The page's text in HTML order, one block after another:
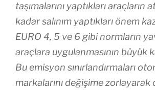
taşımalarını yaptıkları araçların
kadar salınım yaptıkları önem
EURO 4, 5 ve 6 gibi normların
araçlara uygulanmasının büyük
Bu emisyon sınırlandırmaları
markalarını değişime zorlayarak